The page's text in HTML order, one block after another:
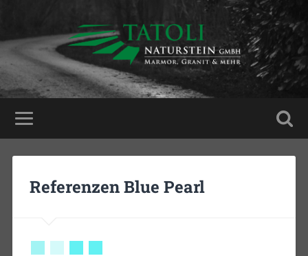
Referenzen Blue Pearl